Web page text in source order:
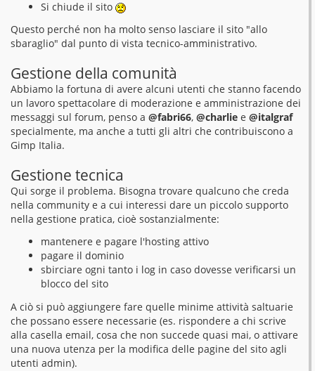
Si chiude il sito
Questo perché non ha molto senso lasciare il sito "allo
sbaraglio" dal punto di vista tecnico-amministrativo.
Gestione della comunità
Abbiamo la fortuna di avere alcuni utenti che stanno facendo
un lavoro spettacolare di moderazione e amministrazione dei
messaggi sul forum, penso a @fabri66, @charlie e @italgraf
specialmente, ma anche a tutti gli altri che contribuiscono a
Gimp Italia.
Gestione tecnica
Qui sorge il problema. Bisogna trovare qualcuno che creda
nella community e a cui interessi dare un piccolo supporto
nella gestione pratica, cioè sostanzialmente:
mantenere e pagare l'hosting attivo
pagare il dominio
sbirciare ogni tanto i log in caso dovesse verificarsi un
blocco del sito
A ciò si può aggiungere fare quelle minime attività saltuarie
che possano essere necessarie (es. rispondere a chi scrive
alla casella email, cosa che non succede quasi mai, o attivare
una nuova utenza per la modifica delle pagine del sito agli
utenti admin).